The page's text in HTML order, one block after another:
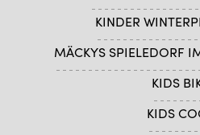
KINDER
MÄCKYS SPIELEDORF
KIDS
KIDS